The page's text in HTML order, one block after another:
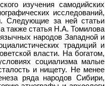
изучения самодийских
исследований,
Следующие за ней статьи
также статья Н.А. Томилова
народов Западной и
традиций и
власти. На богатом,
социализма малые
и нищету. Не менее
ряда народов Сибири,